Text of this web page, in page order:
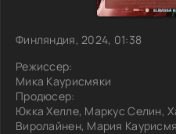
Финляндия, 2024, 01:38
Режиссер:
Мика Каурисмяки
Продюсер:
Юкка Хелле, Маркус Селин,
Виролайнен, Мария